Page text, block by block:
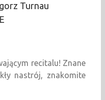
Turnau
recitalu! Znane
nastrój, znakomite